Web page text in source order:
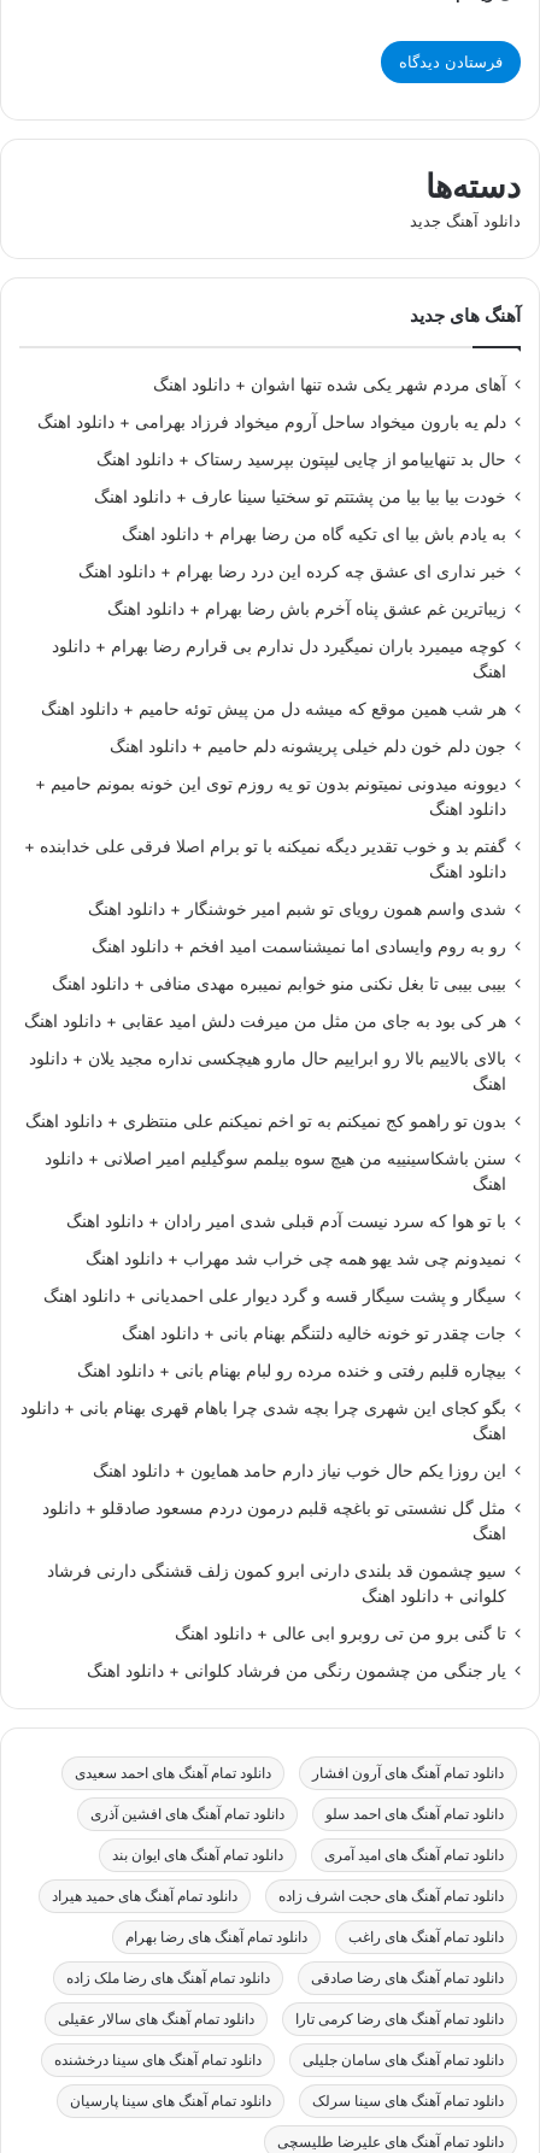
دسته‌ها
دانلود آهنگ جدید
آهنگ های جدید
آهای مردم شهر یکی شده تنها اشوان + دانلود اهنگ
دلم یه بارون میخواد ساحل آروم میخواد فرزاد بهرامی + دانلود اهنگ
حال بد تنهاییامو از چایی لیپتون بپرسید رستاک + دانلود اهنگ
خودت بیا بیا بیا من پشتتم تو سختیا سینا عارف + دانلود اهنگ
به یادم باش بیا ای تکیه گاه من رضا بهرام + دانلود اهنگ
خبر نداری ای عشق چه کرده این درد رضا بهرام + دانلود اهنگ
زیباترین غم عشق پناه آخرم باش رضا بهرام + دانلود اهنگ
کوچه میمیرد باران نمیگیرد دل ندارم بی قرارم رضا بهرام + دانلود
اهنگ
هر شب همین موقع که میشه دل من پیش توئه حامیم + دانلود اهنگ
جون دلم خون دلم خیلی پریشونه دلم حامیم + دانلود اهنگ
دیوونه میدونی نمیتونم بدون تو یه روزم توی این خونه بمونم حامیم +
دانلود اهنگ
گفتم بد و خوب تقدیر دیگه نمیکنه با تو برام اصلا فرقی علی خدابنده +
دانلود اهنگ
شدی واسم همون رویای تو شبم امیر خوشنگار + دانلود اهنگ
رو به روم وایسادی اما نمیشناسمت امید افخم + دانلود اهنگ
بیبی بیبی تا بغل نکنی منو خوابم نمیبره مهدی منافی + دانلود اهنگ
هر کی بود به جای من مثل من میرفت دلش امید عقابی + دانلود اهنگ
بالای بالاییم بالا رو ابراییم حال مارو هیچکسی نداره مجید یلان + دانلود
اهنگ
بدون تو راهمو کج نمیکنم به تو اخم نمیکنم علی منتظری + دانلود اهنگ
سنن باشکاسینییه من هیچ سوه بیلمم سوگیلیم امیر اصلانی + دانلود
اهنگ
با تو هوا که سرد نیست آدم قبلی شدی امیر رادان + دانلود اهنگ
نمیدونم چی شد یهو همه چی خراب شد مهراب + دانلود اهنگ
سیگار و پشت سیگار قسه و گرد دیوار علی احمدیانی + دانلود اهنگ
جات چقدر تو خونه خالیه دلتنگم بهنام بانی + دانلود اهنگ
بیچاره قلبم رفتی و خنده مرده رو لبام بهنام بانی + دانلود اهنگ
بگو کجای این شهری چرا بچه شدی چرا باهام قهری بهنام بانی + دانلود
اهنگ
این روزا یکم حال خوب نیاز دارم حامد همایون + دانلود اهنگ
مثل گل نشستی تو باغچه قلبم درمون دردم مسعود صادقلو + دانلود
اهنگ
سیو چشمون قد بلندی دارنی ابرو کمون زلف قشنگی دارنی فرشاد
کلوانی + دانلود اهنگ
تا گنی برو من تی روبرو ابی عالی + دانلود اهنگ
یار جنگی من چشمون رنگی من فرشاد کلوانی + دانلود اهنگ
دانلود تمام آهنگ های آرون افشار دانلود تمام آهنگ های احمد سعیدی
دانلود تمام آهنگ های احمد سلو دانلود تمام آهنگ های افشین آذری
دانلود تمام آهنگ های امید آمری دانلود تمام آهنگ های ایوان بند
دانلود تمام آهنگ های حجت اشرف زاده دانلود تمام آهنگ های حمید هیراد
دانلود تمام آهنگ های راغب دانلود تمام آهنگ های رضا بهرام
دانلود تمام آهنگ های رضا صادقی دانلود تمام آهنگ های رضا ملک زاده
دانلود تمام آهنگ های رضا کرمی تارا دانلود تمام آهنگ های سالار عقیلی
دانلود تمام آهنگ های سامان جلیلی دانلود تمام آهنگ های سینا درخشنده
دانلود تمام آهنگ های سینا سرلک دانلود تمام آهنگ های سینا پارسیان
دانلود تمام آهنگ های علیرضا طلیسچی